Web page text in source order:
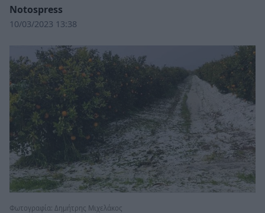
Notospress
10/03/2023 13:38
Φωτογραφία: Δημήτρης Μιχελάκος